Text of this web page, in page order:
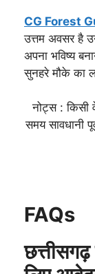
CG Forest
उत्तम अवसर है
अपना भविष्य
सुनहरे मौके का
नोट्स : किसी
समय सावधानी
FAQs